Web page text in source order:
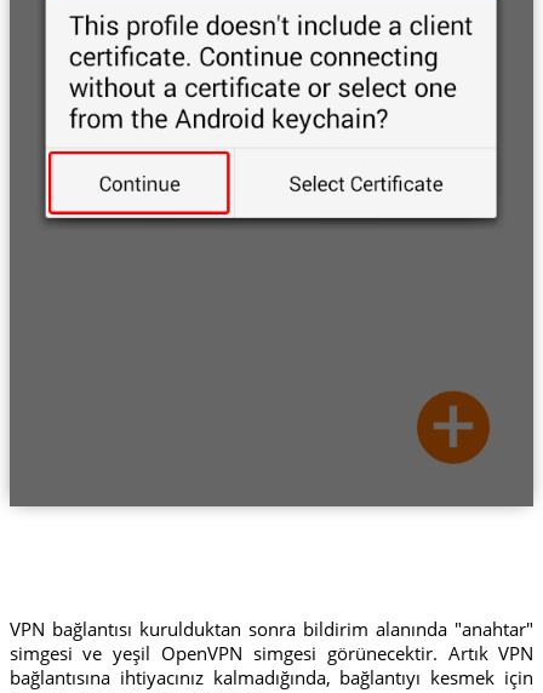
VPN bağlantısı kurulduktan sonra bildirim alanında "anahtar"
simgesi ve yeşil OpenVPN simgesi görünecektir. Artık VPN
bağlantısına ihtiyacınız kalmadığında, bağlantıyı kesmek için